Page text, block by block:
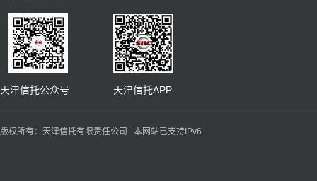
天津信托公众号 天津信托APP
版权所有：天津信托有限责任公司 本网站已支持IPv6